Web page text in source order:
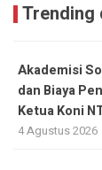
Trending
Akademisi
dan Biaya
Ketua Koni
4 Agustus 2026